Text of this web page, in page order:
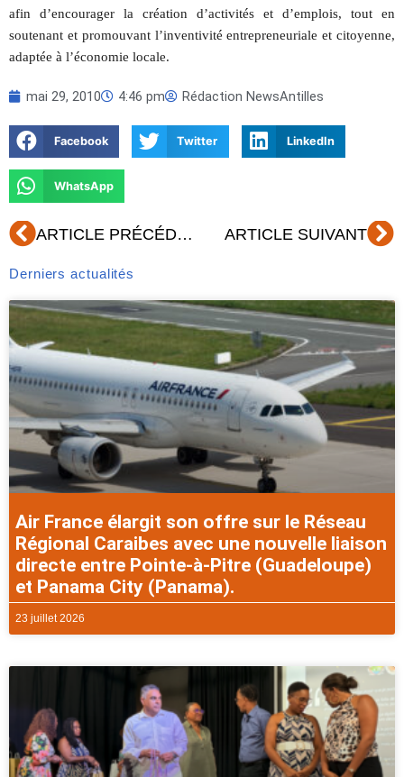
afin d’encourager la création d’activités et d’emplois, tout en
soutenant et promouvant l’inventivité entrepreneuriale et citoyenne,
adaptée à l’économie locale.
mai 29, 2010 4:46 pm Rédaction NewsAntilles
Facebook Twitter LinkedIn
WhatsApp
Précédent ARTICLE PRÉCÉDENT ARTICLE SUIVANT
Derniers actualités
Air France élargit son offre sur le Réseau
Régional Caraibes avec une nouvelle liaison
directe entre Pointe-à-Pitre (Guadeloupe)
et Panama City (Panama).
23 juillet 2026